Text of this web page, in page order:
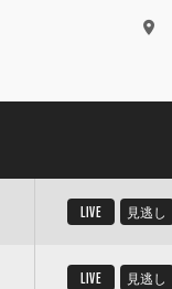
LIVE 見逃し
LIVE 見逃し